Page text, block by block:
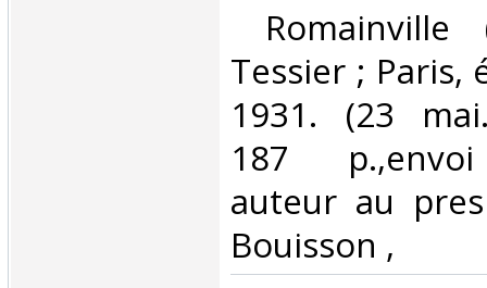
Romainville
Tessier ; Paris,
1931. (23
187
auteur au
Bouisson ,‎